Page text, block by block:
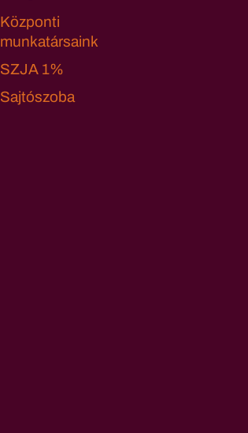
Központi
munkatársaink
SZJA 1%
Sajtószoba